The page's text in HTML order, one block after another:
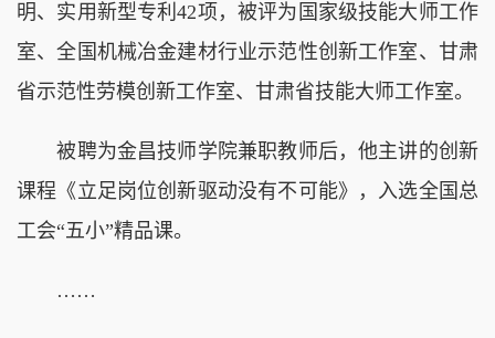
明、实用新型专利42项，被评为国家级技能大师工作
室、全国机械冶金建材行业示范性创新工作室、甘肃
省示范性劳模创新工作室、甘肃省技能大师工作室。
被聘为金昌技师学院兼职教师后，他主讲的创新
课程《立足岗位创新驱动没有不可能》，入选全国总
工会“五小”精品课。
……